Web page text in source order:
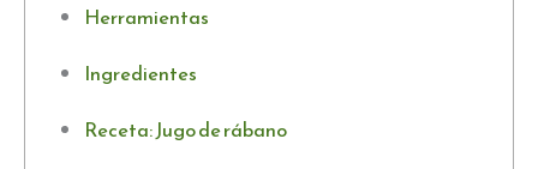
Herramientas
Ingredientes
Receta: Jugo de rábano